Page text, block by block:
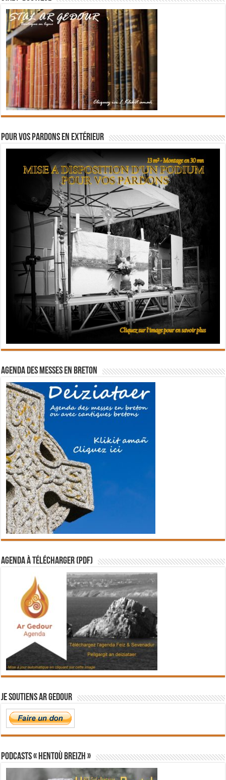
Pour vos pardons en extérieur
Agenda des messes en breton
Agenda à télécharger (PDF)
Je soutiens Ar Gedour
PODCASTS « Hentoù Breizh »